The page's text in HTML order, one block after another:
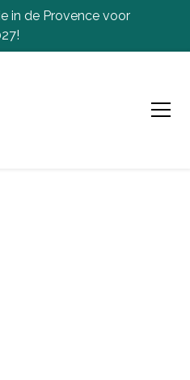
in de Provence voor